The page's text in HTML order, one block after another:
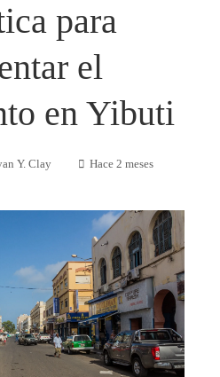
para
el
en Yibuti
Y. Clay Hace 2 meses